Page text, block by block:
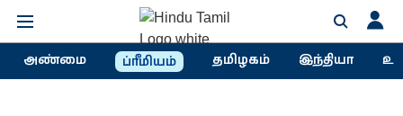
அண்மை ப்ரீமியம் தமிழகம் இந்தியா